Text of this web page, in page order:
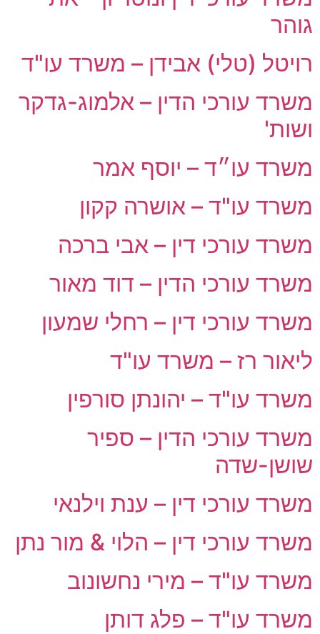
גוהר
רויטל (טלי) אבידן – משרד עו"ד
משרד עורכי הדין – אלמוג-גדקר
ושות'
משרד עו״ד – יוסף אמר
משרד עו"ד – אושרה קקון
משרד עורכי דין – אבי ברכה
משרד עורכי הדין – דוד מאור
משרד עורכי דין – רחלי שמעון
ליאור רז – משרד עו"ד
משרד עו"ד – יהונתן סורפין
משרד עורכי הדין – ספיר
שושן-שדה
משרד עורכי דין – ענת וילנאי
משרד עורכי דין – הלוי & מור נתן
משרד עו"ד – מירי נחשונוב
משרד עו"ד – פלג דותן